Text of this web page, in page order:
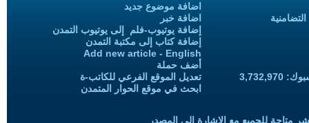
اضافة موضوع جديد
اضافة خبر
إضافة يوتيوب-فلم إلى يوتيوب التمدن
إضافة كتاب إلى مكتبة التمدن
Add new article - English
أضف حملة
تعديل الموقع الفرعي للكاتب-ة
ابحث في موقع الحوار المتمدن
متاحة للجميع مع الإشارة إلى المصدر